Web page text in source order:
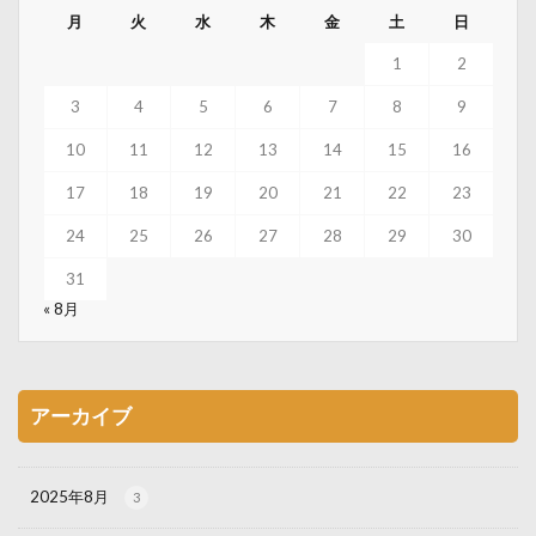
月 火 水 木 金 土 日
1 2
3 4 5 6 7 8 9
10 11 12 13 14 15 16
17 18 19 20 21 22 23
24 25 26 27 28 29 30
31
« 8月
アーカイブ
2025年8月 3